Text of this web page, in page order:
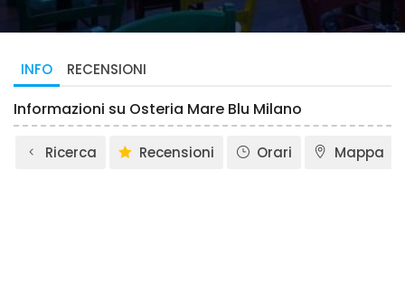
INFO RECENSIONI
Informazioni su Osteria Mare Blu Milano
Ricerca Recensioni Orari Mappa